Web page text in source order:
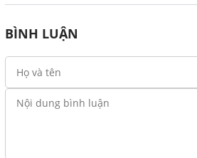
BÌNH LUẬN